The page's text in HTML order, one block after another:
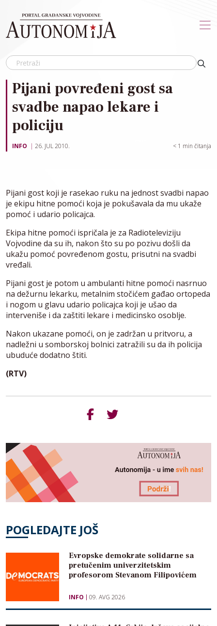
Pijani povređeni gost sa
svadbe napao lekare i
policiju
INFO 26. JUL 2010. < 1 min čitanja
Pijani gost koji je rasekao ruku na jednost svadbi napao
je ekipu hitne pomoći koja je pokušavala da mu ukaže
pomoć i udario policajca.
Ekipa hitne pomoći ispričala je za Radioteleviziju
Vojvodine da su ih, nakon što su po pozivu došli da
ukažu pomoć povređenom gostu, prisutni na svadbi
vređali.
Pijani gost je potom u ambulanti hitne pomoći nasrnuo
na dežurnu lekarku, metalnim stočićem gađao ortopeda
i nogom u glavu udario policajca koji je ušao da
interveniše i da zaštiti lekare i medicinsko osoblje.
Nakon ukazane pomoći, on je zadržan u pritvoru, a
nadležni u somborskoj bolnici zatražili su da ih policija
ubuduće dodatno štiti.
(RTV)
POGLEDAJTE JOŠ
Evropske demokrate solidarne sa
pretučenim univerzitetskim
profesorom Stevanom Filipovićem
INFO 09. AVG 2026